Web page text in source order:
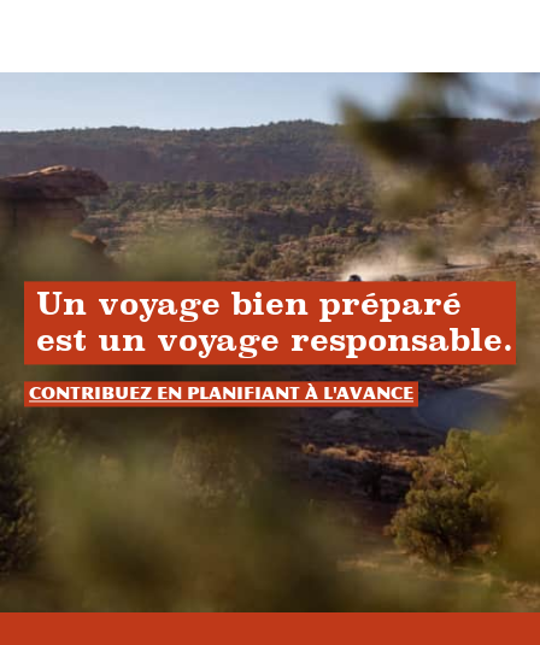
Un voyage bien préparé
est un voyage responsable.
Contribuez en planifiant à l'avance